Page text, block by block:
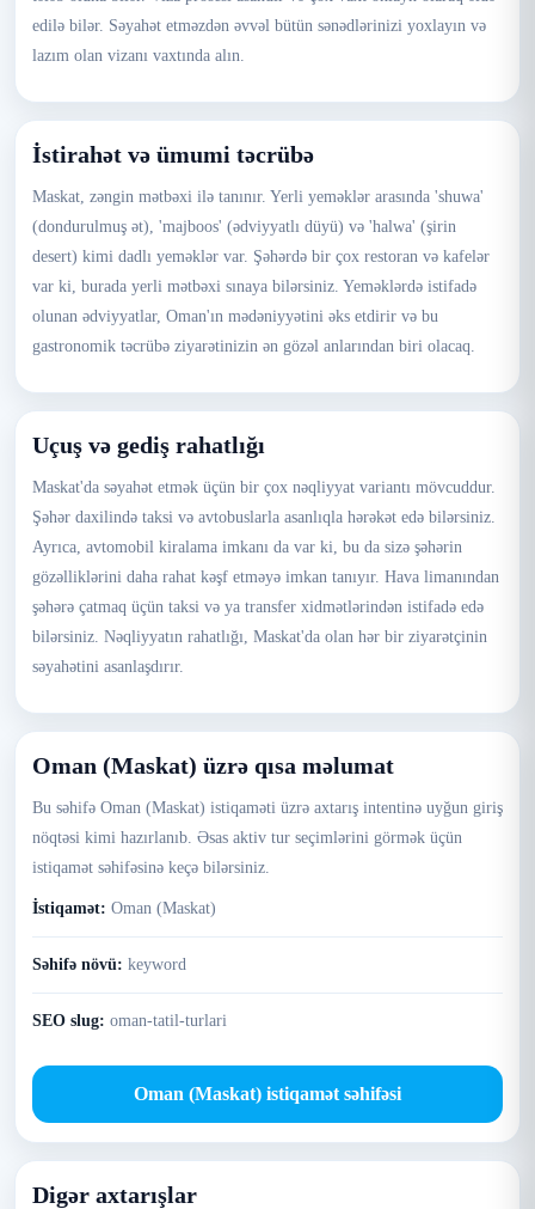
edilə bilər. Səyahət etməzdən əvvəl bütün sənədlərinizi yoxlayın və
lazım olan vizanı vaxtında alın.
İstirahət və ümumi təcrübə
Maskat, zəngin mətbəxi ilə tanınır. Yerli yeməklər arasında 'shuwa'
(dondurulmuş ət), 'majboos' (ədviyyatlı düyü) və 'halwa' (şirin
desert) kimi dadlı yeməklər var. Şəhərdə bir çox restoran və kafelər
var ki, burada yerli mətbəxi sınaya bilərsiniz. Yeməklərdə istifadə
olunan ədviyyatlar, Oman'ın mədəniyyətini əks etdirir və bu
gastronomik təcrübə ziyarətinizin ən gözəl anlarından biri olacaq.
Uçuş və gediş rahatlığı
Maskat'da səyahət etmək üçün bir çox nəqliyyat variantı mövcuddur.
Şəhər daxilində taksi və avtobuslarla asanlıqla hərəkət edə bilərsiniz.
Ayrıca, avtomobil kiralama imkanı da var ki, bu da sizə şəhərin
gözəlliklərini daha rahat kəşf etməyə imkan tanıyır. Hava limanından
şəhərə çatmaq üçün taksi və ya transfer xidmətlərindən istifadə edə
bilərsiniz. Nəqliyyatın rahatlığı, Maskat'da olan hər bir ziyarətçinin
səyahətini asanlaşdırır.
Oman (Maskat) üzrə qısa məlumat
Bu səhifə Oman (Maskat) istiqaməti üzrə axtarış intentinə uyğun giriş
nöqtəsi kimi hazırlanıb. Əsas aktiv tur seçimlərini görmək üçün
istiqamət səhifəsinə keçə bilərsiniz.
İstiqamət: Oman (Maskat)
Səhifə növü: keyword
SEO slug: oman-tatil-turlari
Oman (Maskat) istiqamət səhifəsi
Digər axtarışlar